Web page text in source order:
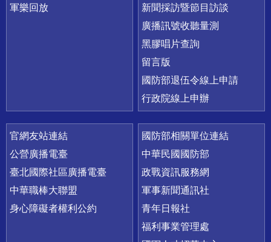
軍樂回放
新聞採訪暨節目訪談
廣播訊號收聽量測
黑膠唱片查詢
留言版
國防部退伍令線上申請
行政院線上申辦
官網友站連結
公營廣播電臺
臺北國際社區廣播電臺
中華職棒大聯盟
身心障礙者權利公約
國防部相關單位連結
中華民國國防部
政戰資訊服務網
軍事新聞通訊社
青年日報社
福利事業管理處